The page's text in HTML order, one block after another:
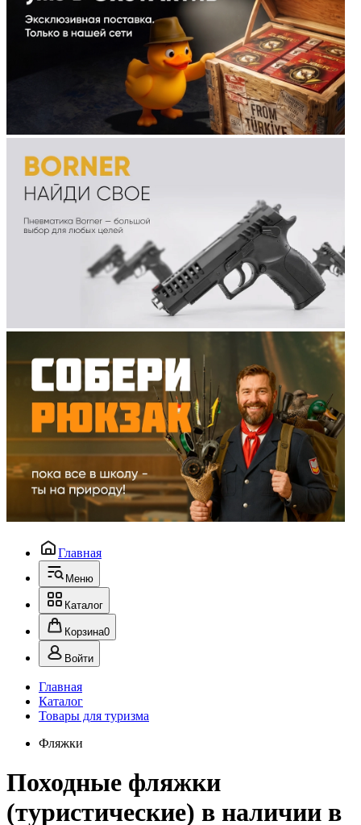
Главная
Меню
Каталог
Корзина0
Войти
Главная
Каталог
Товары для туризма
Фляжки
Походные фляжки
(туристические) в наличии в